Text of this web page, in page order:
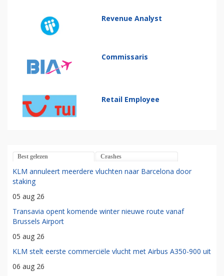
Revenue Analyst
Commissaris
Retail Employee
Best gelezen Crashes
KLM annuleert meerdere vluchten naar Barcelona door
staking
05 aug 26
Transavia opent komende winter nieuwe route vanaf
Brussels Airport
05 aug 26
KLM stelt eerste commerciële vlucht met Airbus A350-900 uit
06 aug 26